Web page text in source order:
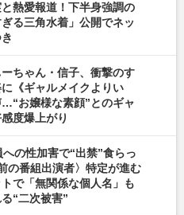
熱愛報道！下半身強調の
ぎる三角水着」公開でネッ
ちゃん・信子、衝撃のす
《ギャルメイクよりい
…“お嬢様な素顔”とのギャ
度爆上がり
への性加害で“出禁”食らっ
の番組出演者〉特定が進む
で「無関係な個人名」も
“二次被害”